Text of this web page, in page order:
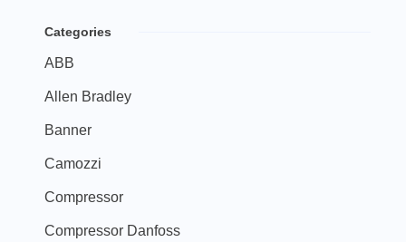
Categories
ABB
Allen Bradley
Banner
Camozzi
Compressor
Compressor Danfoss